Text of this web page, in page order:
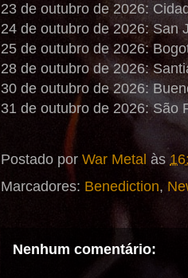
23 de outubro de 2026:
24 de outubro de 2026: San
25 de outubro de 2026:
28 de outubro de 2026:
30 de outubro de 2026:
31 de outubro de 2026: São
Postado por War Metal às
Marcadores: Benediction,
Nenhum comentário: